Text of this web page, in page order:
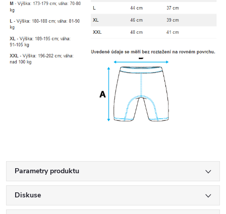
Parametry produktu
Diskuse